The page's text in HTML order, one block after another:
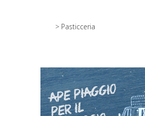
> Pasticceria